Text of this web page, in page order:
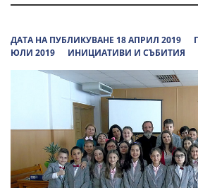
ДАТА НА ПУБЛИКУВАНЕ 18 АПРИЛ 2019
ЮЛИ 2019
ИНИЦИАТИВИ И СЪБИТИЯ